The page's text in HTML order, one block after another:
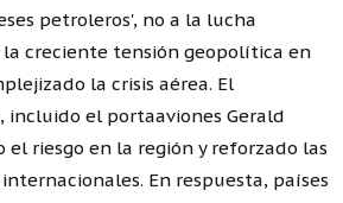
petroleros', no a la lucha
la creciente tensión geopolítica en
la crisis aérea. El
incluido el portaaviones Gerald
el riesgo en la región y reforzado las
En respuesta, países